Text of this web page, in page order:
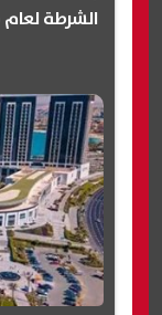
الشرطة لعام 2026 (إنفوجراف)